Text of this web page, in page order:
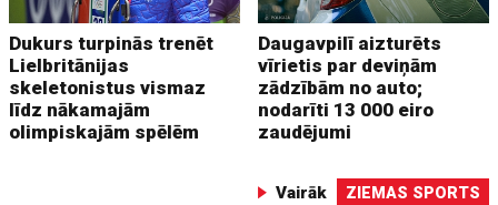
Dukurs turpinās trenēt
Lielbritānijas
skeletonistus vismaz
līdz nākamajām
olimpiskajām spēlēm
Daugavpilī aizturēts
vīrietis par deviņām
zādzībām no auto;
nodarīti 13 000 eiro
zaudējumi
Vairāk ZIEMAS SPORTS